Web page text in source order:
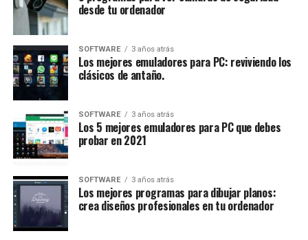
desde tu ordenador
SOFTWARE 3 años atrás
Los mejores emuladores para PC: reviviendo los
clásicos de antaño.
SOFTWARE 3 años atrás
Los 5 mejores emuladores para PC que debes
probar en 2021
SOFTWARE 3 años atrás
Los mejores programas para dibujar planos:
crea diseños profesionales en tu ordenador